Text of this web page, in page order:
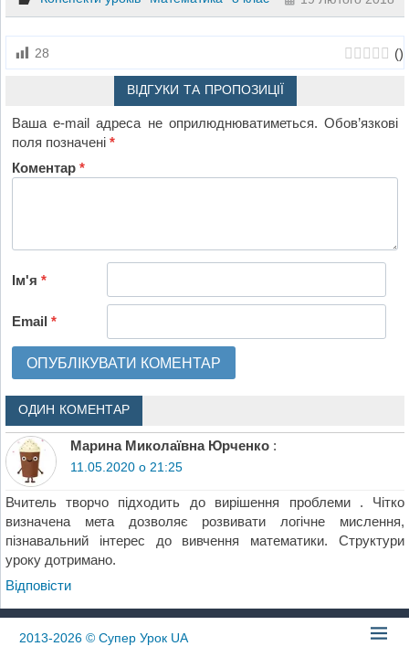
28 ()
ВІДГУКИ ТА ПРОПОЗИЦІЇ
Ваша e-mail адреса не оприлюднюватиметься. Обов’язкові
поля позначені*
Коментар*
Ім'я*
Email*
ОДИН КОМЕНТАР
Марина Миколаївна Юрченко :
11.05.2020 о 21:25
Вчитель творчо підходить до вирішення проблеми . Чітко
визначена мета дозволяє розвивати логічне мислення,
пізнавальний інтерес до вивчення математики. Структури
уроку дотримано.
Відповіcти
2013-2026 © Супер Урок UA